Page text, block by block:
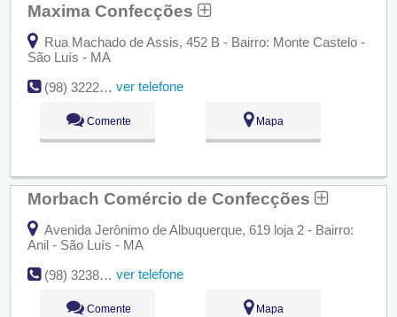
Maxima Confecções
Rua Machado de Assis, 452 B - Bairro: Monte Castelo -
São Luís - MA
(98) 3222-5228
ver telefone
Comente Mapa
Morbach Comércio de Confecções
Avenida Jerônimo de Albuquerque, 619 loja 2 - Bairro:
Anil - São Luís - MA
(98) 3238-7093
ver telefone
Comente Mapa